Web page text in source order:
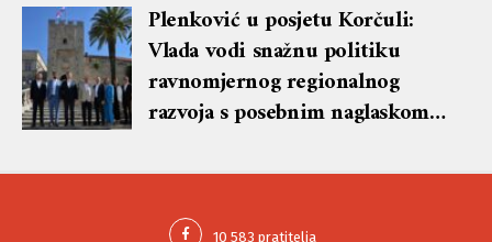
Plenković u posjetu Korčuli:
Vlada vodi snažnu politiku
ravnomjernog regionalnog
razvoja s posebnim naglaskom